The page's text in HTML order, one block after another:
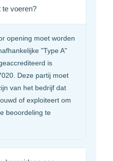
te voeren?
opening moet worden
"Type A"
is
Deze partij moet
van het bedrijf dat
of exploiteert om
beoordeling te